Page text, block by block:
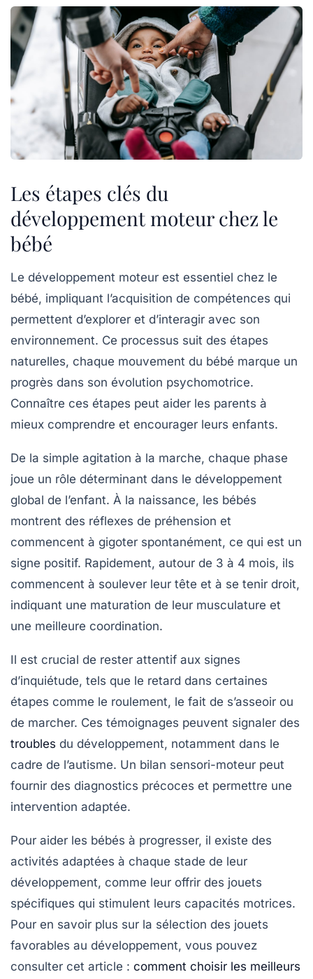
Les étapes clés du
développement moteur chez le
bébé
Le développement moteur est essentiel chez le
bébé, impliquant l’acquisition de compétences qui
permettent d’explorer et d’interagir avec son
environnement. Ce processus suit des étapes
naturelles, chaque mouvement du bébé marque un
progrès dans son évolution psychomotrice.
Connaître ces étapes peut aider les parents à
mieux comprendre et encourager leurs enfants.
De la simple agitation à la marche, chaque phase
joue un rôle déterminant dans le développement
global de l’enfant. À la naissance, les bébés
montrent des réflexes de préhension et
commencent à gigoter spontanément, ce qui est un
signe positif. Rapidement, autour de 3 à 4 mois, ils
commencent à soulever leur tête et à se tenir droit,
indiquant une maturation de leur musculature et
une meilleure coordination.
Il est crucial de rester attentif aux signes
d’inquiétude, tels que le retard dans certaines
étapes comme le roulement, le fait de s’asseoir ou
de marcher. Ces témoignages peuvent signaler des
troubles du développement, notamment dans le
cadre de l’autisme. Un bilan sensori-moteur peut
fournir des diagnostics précoces et permettre une
intervention adaptée.
Pour aider les bébés à progresser, il existe des
activités adaptées à chaque stade de leur
développement, comme leur offrir des jouets
spécifiques qui stimulent leurs capacités motrices.
Pour en savoir plus sur la sélection des jouets
favorables au développement, vous pouvez
consulter cet article : comment choisir les meilleurs